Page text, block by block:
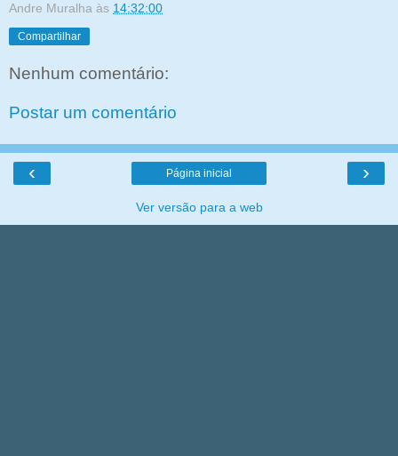
Andre Muralha às 14:32:00
Compartilhar
Nenhum comentário:
Postar um comentário
‹ ›
Página inicial
Ver versão para a web